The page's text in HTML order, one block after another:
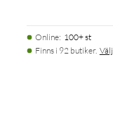
Online: 100+ st
Finns i 92 butiker.